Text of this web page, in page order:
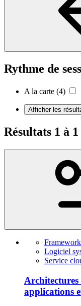
Rythme de
A la carte (4)
Afficher les
Résultats 1 à
Logiciel
Service
applications